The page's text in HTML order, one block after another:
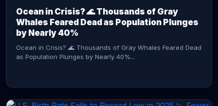
Ocean in Crisis? 🌊 Thousands of Gray
Whales Feared Dead as Population Plunges
by Nearly 40%
Ocean in Crisis? 🌊 Thousands of Gray Whales Feared Dead
as Population Plunges by Nearly 40%...